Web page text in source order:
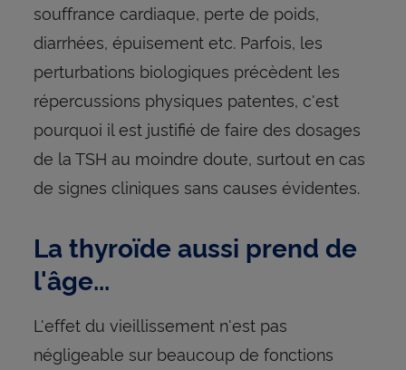
souffrance cardiaque, perte de poids,
diarrhées, épuisement etc. Parfois, les
perturbations biologiques précèdent les
répercussions physiques patentes, c'est
pourquoi il est justifié de faire des dosages
de la TSH au moindre doute, surtout en cas
de signes cliniques sans causes évidentes.
La thyroïde aussi prend de
l'âge...
L'effet du vieillissement n'est pas
négligeable sur beaucoup de fonctions